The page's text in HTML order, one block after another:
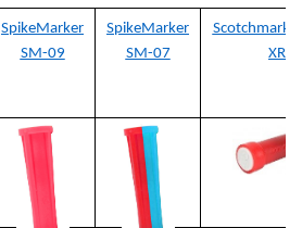
SpikeMarker
SM-09
SpikeMarker
SM-07
XR/